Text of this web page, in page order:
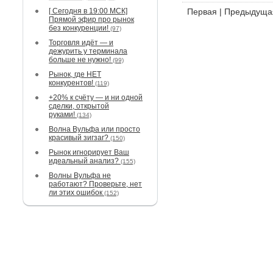
[ Сегодня в 19:00 МСК]
Прямой эфир про рынок
без конкуренции! (97)
Торговля идёт — и
дежурить у терминала
больше не нужно! (99)
Рынок, где НЕТ
конкурентов! (119)
+20% к счёту — и ни одной
сделки, открытой
руками! (134)
Волна Вульфа или просто
красивый зигзаг? (150)
Рынок игнорирует Ваш
идеальный анализ? (155)
Волны Вульфа не
работают? Проверьте, нет
ли этих ошибок (152)
Первая |